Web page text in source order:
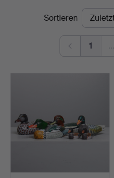
Auktioner
EndpreiseSortieren
1 …